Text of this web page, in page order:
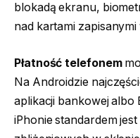
blokadą ekranu,
nad kartami zapisanymi
Płatność telefonem
Na Androidzie
aplikacji bankowej albo
iPhonie standardem